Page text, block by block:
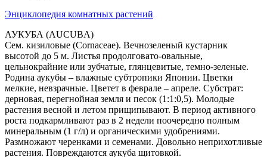
Энциклопедия комнатных растений
АУКУБА (AUCUBA)
Сем. кизиловые (Cornaceae). Вечнозеленый кустарник
высотой до 5 м. Листья продолговато-овальные,
цельнокрайние или зубчатые, глянцевитые, темно-зеленые.
Родина аукубы – влажные субтропики Японии. Цветки
мелкие, невзрачные. Цветет в феврале – апреле. Субстрат:
дерновая, перегнойная земля и песок (1:1:0,5). Молодые
растения весной и летом прищипывают. В период активного
роста подкармливают раз в 2 недели поочередно полным
минеральным (1 г/л) и органическими удобрениями.
Размножают черенками и семенами. Довольно неприхотливые
растения. Повреждаются аукуба щитовкой.